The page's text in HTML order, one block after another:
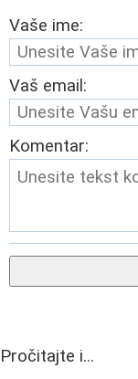
Vaše ime:
Vaš email:
Komentar:
Pročitajte i...